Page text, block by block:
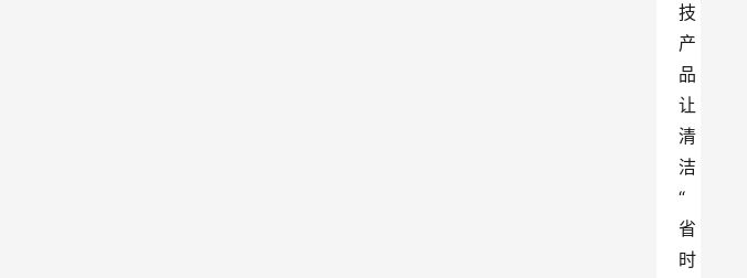
技
产
品
让
清
洁
“
省
时